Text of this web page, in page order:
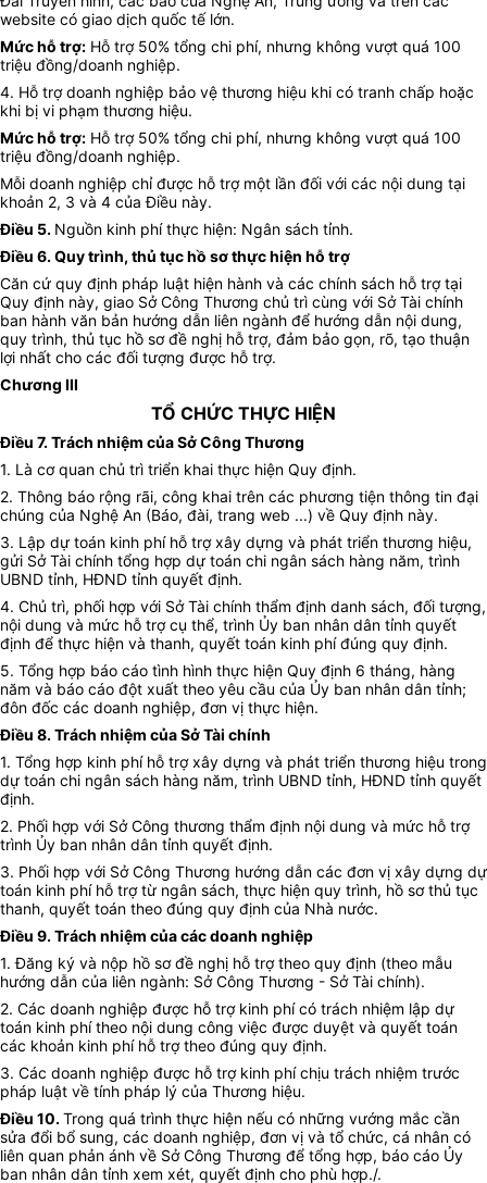
website có giao dịch quốc tế lớn.
Mức hỗ trợ: Hỗ trợ 50% tổng chi phí, nhưng không vượt quá 100
triệu đồng/doanh nghiệp.
4. Hỗ trợ doanh nghiệp bảo vệ thương hiệu khi có tranh chấp hoặc
khi bị vi phạm thương hiệu.
Mức hỗ trợ: Hỗ trợ 50% tổng chi phí, nhưng không vượt quá 100
triệu đồng/doanh nghiệp.
Mỗi doanh nghiệp chỉ được hỗ trợ một lần đối với các nội dung tại
khoản 2, 3 và 4 của Điều này.
Điều 5. Nguồn kinh phíthực hiện: Ngân sách tỉnh.
Điều 6. Quy trình, thủ tục hồ sơthực hiện hỗ trợ
Căn cứ quy định pháp luật hiện hành và các chính sách hỗ trợ tại
Quy định này, giao Sở Công Thương chủ trì cùng với Sở Tài chính
ban hành văn bản hướng dẫn liên ngành để hướng dẫn nội dung,
quy trình, thủ tục hồ sơ đề nghị hỗ trợ, đảm bảo gọn, rõ, tạo thuận
lợi nhất cho các đối tượng được hỗ trợ.
Chương III
TỔ CHỨC THỰC HIỆN
Điều 7. Trách nhiệm của Sở Công Thương
1. Là cơ quan chủ trì triển khai thực hiện Quy định.
2. Thông báo rộng rãi, công khai trên các phương tiện thông tin đại
chúng của Nghệ An (Báo, đài, trang web ...) về Quy định này.
3. Lập dự toán kinh phí hỗ trợ xây dựng và phát triển thương hiệu,
gửi Sở Tài chính tổng hợp dự toán chi ngân sách hàng năm, trình
UBND tỉnh, HĐND tỉnh quyết định.
4. Chủ trì, phối hợp với Sở Tài chính thẩm định danh sách, đối tượng,
nội dung và mức hỗ trợ cụ thể, trình Ủy ban nhân dân tỉnh quyết
định để thực hiện và thanh, quyết toán kinh phíđúng quy định.
5. Tổng hợp báo cáo tình hình thực hiện Quy định 6 tháng, hàng
năm và báo cáo đột xuất theo yêu cầu của Ủy ban nhân dân tỉnh;
đôn đốc các doanh nghiệp, đơn vị thực hiện.
Điều 8. Trách nhiệm của Sở Tài chính
1. Tổng hợp kinh phí hỗ trợ xây dựng và phát triển thương hiệu trong
dự toán chi ngân sách hàng năm, trình UBND tỉnh, HĐND tỉnh quyết
định.
2. Phối hợp với Sở Công thương thẩm định nội dung và mức hỗ trợ
trình Ủy ban nhân dân tỉnh quyết định.
3. Phối hợp với Sở Công Thương hướng dẫn các đơn vị xây dựng dự
toán kinh phí hỗ trợ từ ngân sách, thực hiện quy trình, hồ sơthủ tục
thanh, quyết toán theo đúng quy định của Nhà nước.
Điều 9. Trách nhiệm của các doanh nghiệp
1. Đăng ký và nộp hồ sơ đề nghị hỗ trợ theo quy định (theo mẫu
hướng dẫn của liên ngành: Sở Công Thương - Sở Tài chính).
2. Các doanh nghiệp được hỗ trợ kinh phí có trách nhiệm lập dự
toán kinh phí theo nội dung công việc được duyệt và quyết toán
các khoản kinh phí hỗ trợ theo đúng quy định.
3. Các doanh nghiệp được hỗ trợ kinh phí chịu trách nhiệm trước
pháp luật về tính pháp lý của Thương hiệu.
Điều 10.Trong quá trình thực hiện nếu có những vướng mắc cần
sửa đổi bổ sung, các doanh nghiệp, đơn vị và tổ chức, cá nhân có
liên quan phản ánh về Sở Công Thương để tổng hợp, báo cáo Ủy
ban nhân dân tỉnh xem xét, quyết định cho phù hợp./.